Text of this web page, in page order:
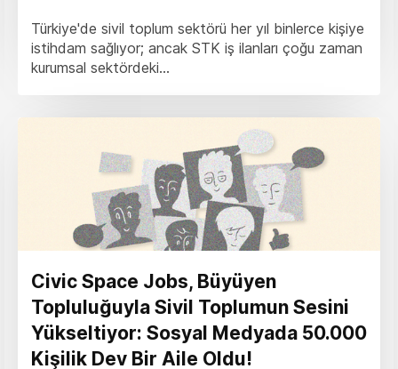
Türkiye'de sivil toplum sektörü her yıl binlerce kişiye
istihdam sağlıyor; ancak STK iş ilanları çoğu zaman
kurumsal sektördeki...
Civic Space Jobs, Büyüyen
Topluluğuyla Sivil Toplumun Sesini
Yükseltiyor: Sosyal Medyada 50.000
Kişilik Dev Bir Aile Oldu!